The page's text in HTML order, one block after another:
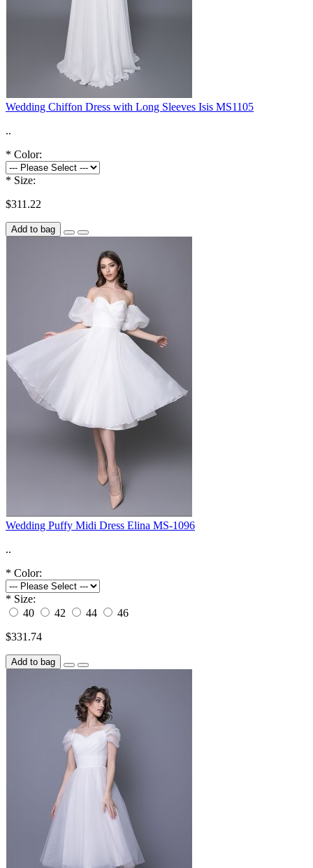
Wedding Chiffon Dress with Long Sleeves Isis MS1105
..
* Color:
* Size:
$311.22
Add to bag
Wedding Puffy Midi Dress Elina MS-1096
..
* Color:
* Size:
40
42 44
46
$331.74
Add to bag